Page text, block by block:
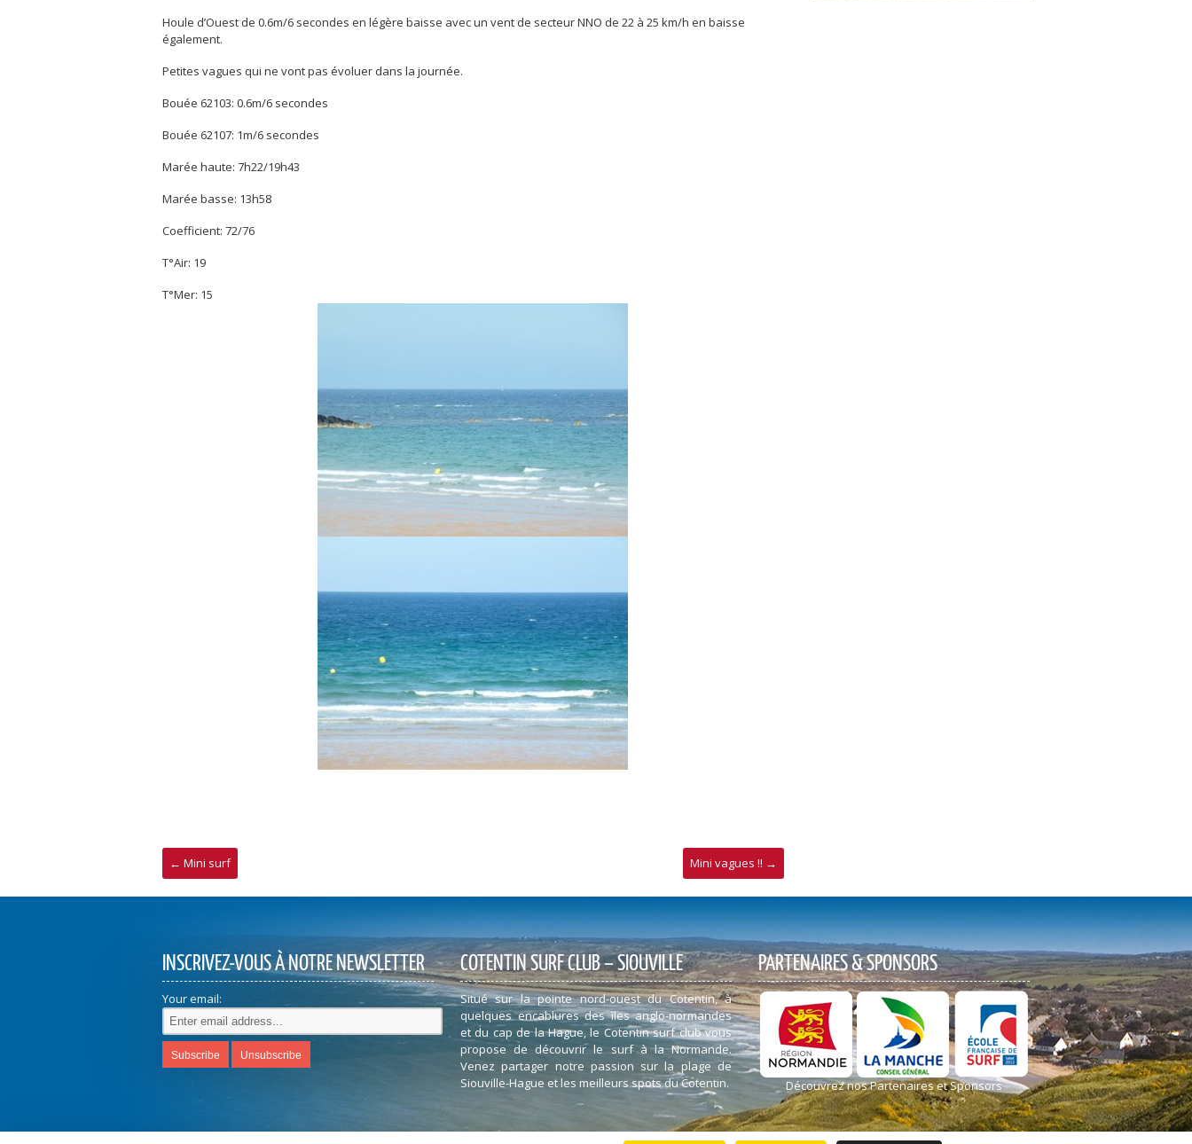
Houle d’Ouest de 0.6m/6 secondes en légère baisse avec un vent de secteur NNO de 22 à 25 km/h en baisse
également.
Petites vagues qui ne vont pas évoluer dans la journée.
Bouée 62103: 0.6m/6 secondes
Bouée 62107: 1m/6 secondes
Marée haute: 7h22/19h43
Marée basse: 13h58
Coefficient: 72/76
T°Air: 19
T°Mer: 15
← Mini surf Mini vagues !! →
INSCRIVEZ-VOUS À NOTRE NEWSLETTER
Your email:
COTENTIN SURF CLUB – SIOUVILLE
Situé sur la pointe nord-ouest du Cotentin, à
quelques encablures des îles anglo-normandes
et du cap de la Hague, le Cotentin surf club vous
propose de découvrir le surf à la Normande.
Venez partager notre passion sur la plage de
Siouville-Hague et les meilleurs spots du Cotentin.
PARTENAIRES & SPONSORS
Découvrez nos Partenaires et Sponsors